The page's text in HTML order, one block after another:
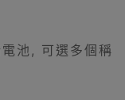
池, 可選多個稱